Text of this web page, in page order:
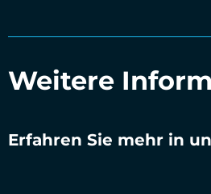
Weitere
Erfahren Sie mehr in